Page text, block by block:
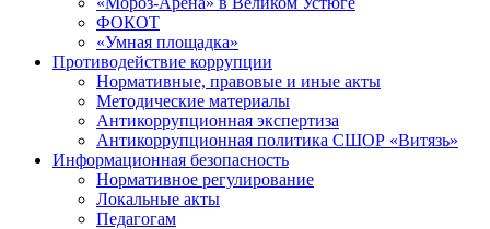
ФОКОТ
«Умная площадка»
Противодействие коррупции
Нормативные, правовые и иные акты
Методические материалы
Антикоррупционная экспертиза
Антикоррупционная политика СШОР «Витязь»
Информационная безопасность
Нормативное регулирование
Локальные акты
Педагогам